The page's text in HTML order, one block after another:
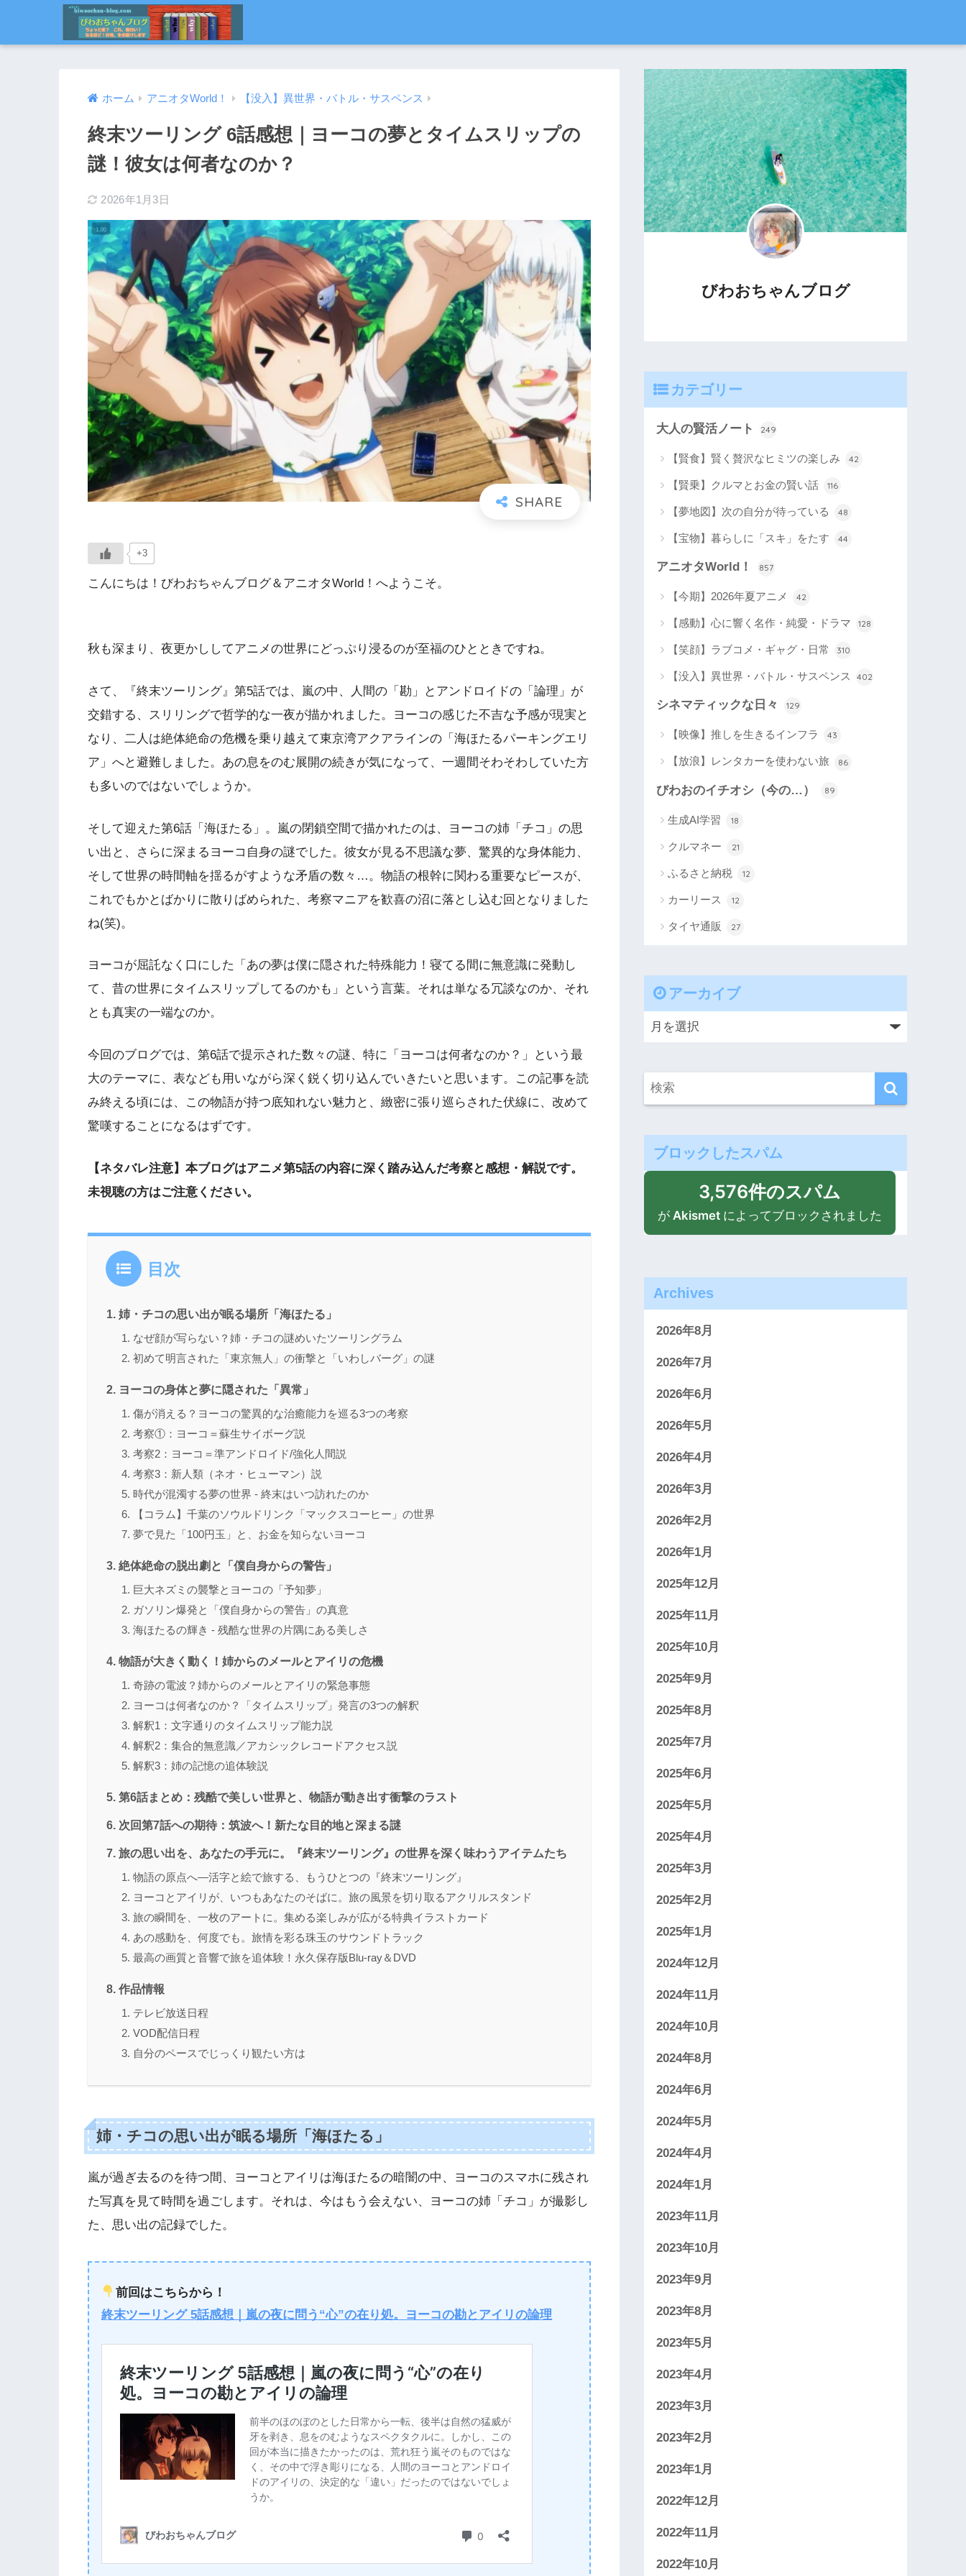
ホーム アニオタWorld！ 【没入】異世界・バトル・サスペンス
終末ツーリング 6話感想｜ヨーコの夢とタイムスリップの
謎！彼女は何者なのか？
2026年1月3日
+3
こんにちは！びわおちゃんブログ＆アニオタWorld！へようこそ。
秋も深まり、夜更かししてアニメの世界にどっぷり浸るのが至福のひとときですね。
さて、『終末ツーリング』第5話では、嵐の中、人間の「勘」とアンドロイドの「論理」が
交錯する、スリリングで哲学的な一夜が描かれました。ヨーコの感じた不吉な予感が現実と
なり、二人は絶体絶命の危機を乗り越えて東京湾アクアラインの「海ほたるパーキングエリ
ア」へと避難しました。あの息をのむ展開の続きが気になって、一週間そわそわしていた方
も多いのではないでしょうか。
そして迎えた第6話「海ほたる」。嵐の閉鎖空間で描かれたのは、ヨーコの姉「チコ」の思
い出と、さらに深まるヨーコ自身の謎でした。彼女が見る不思議な夢、驚異的な身体能力、
そして世界の時間軸を揺るがすような矛盾の数々…。物語の根幹に関わる重要なピースが、
これでもかとばかりに散りばめられた、考察マニアを歓喜の沼に落とし込む回となりました
ね(笑)。
ヨーコが屈託なく口にした「あの夢は僕に隠された特殊能力！寝てる間に無意識に発動し
て、昔の世界にタイムスリップしてるのかも」という言葉。それは単なる冗談なのか、それ
とも真実の一端なのか。
今回のブログでは、第6話で提示された数々の謎、特に「ヨーコは何者なのか？」という最
大のテーマに、表なども用いながら深く鋭く切り込んでいきたいと思います。この記事を読
み終える頃には、この物語が持つ底知れない魅力と、緻密に張り巡らされた伏線に、改めて
驚嘆することになるはずです。
【ネタバレ注意】本ブログはアニメ第5話の内容に深く踏み込んだ考察と感想・解説です。
未視聴の方はご注意ください。
目次
姉・チコの思い出が眠る場所「海ほたる」
なぜ顔が写らない？姉・チコの謎めいたツーリングラム
初めて明言された「東京無人」の衝撃と「いわしバーグ」の謎
ヨーコの身体と夢に隠された「異常」
傷が消える？ヨーコの驚異的な治癒能力を巡る3つの考察
考察①：ヨーコ＝蘇生サイボーグ説
考察2：ヨーコ＝準アンドロイド/強化人間説
考察3：新人類（ネオ・ヒューマン）説
時代が混濁する夢の世界 - 終末はいつ訪れたのか
【コラム】千葉のソウルドリンク「マックスコーヒー」の世界
夢で見た「100円玉」と、お金を知らないヨーコ
絶体絶命の脱出劇と「僕自身からの警告」
巨大ネズミの襲撃とヨーコの「予知夢」
ガソリン爆発と「僕自身からの警告」の真意
海ほたるの輝き - 残酷な世界の片隅にある美しさ
物語が大きく動く！姉からのメールとアイリの危機
奇跡の電波？姉からのメールとアイリの緊急事態
ヨーコは何者なのか？「タイムスリップ」発言の3つの解釈
解釈1：文字通りのタイムスリップ能力説
解釈2：集合的無意識／アカシックレコードアクセス説
解釈3：姉の記憶の追体験説
第6話まとめ：残酷で美しい世界と、物語が動き出す衝撃のラスト
次回第7話への期待：筑波へ！新たな目的地と深まる謎
旅の思い出を、あなたの手元に。『終末ツーリング』の世界を深く味わうアイテムたち
物語の原点へ―活字と絵で旅する、もうひとつの『終末ツーリング』
ヨーコとアイリが、いつもあなたのそばに。旅の風景を切り取るアクリルスタンド
旅の瞬間を、一枚のアートに。集める楽しみが広がる特典イラストカード
あの感動を、何度でも。旅情を彩る珠玉のサウンドトラック
最高の画質と音響で旅を追体験！永久保存版Blu-ray＆DVD
作品情報
テレビ放送日程
VOD配信日程
自分のペースでじっくり観たい方は
姉・チコの思い出が眠る場所「海ほたる」
嵐が過ぎ去るのを待つ間、ヨーコとアイリは海ほたるの暗闇の中、ヨーコのスマホに残され
た写真を見て時間を過ごします。それは、今はもう会えない、ヨーコの姉「チコ」が撮影し
た、思い出の記録でした。
前回はこちらから！
終末ツーリング 5話感想｜嵐の夜に問う“心”の在り処。ヨーコの勘とアイリの論理
びわおちゃんブログ
カテゴリー
大人の賢活ノート 249
【賢食】賢く贅沢なヒミツの楽しみ 42
【賢乗】クルマとお金の賢い話 116
【夢地図】次の自分が待っている 48
【宝物】暮らしに「スキ」をたす 44
アニオタWorld！ 857
【今期】2026年夏アニメ 42
【感動】心に響く名作・純愛・ドラマ 128
【笑顔】ラブコメ・ギャグ・日常 310
【没入】異世界・バトル・サスペンス 402
シネマティックな日々 129
【映像】推しを生きるインフラ 43
【放浪】レンタカーを使わない旅 86
びわおのイチオシ（今の…） 89
生成AI学習 18
クルマネー 21
ふるさと納税 12
カーリース 12
タイヤ通販 27
アーカイブ
ブロックしたスパム
3,576件のスパム
が Akismet によってブロックされました
Archives
2026年8月
2026年7月
2026年6月
2026年5月
2026年4月
2026年3月
2026年2月
2026年1月
2025年12月
2025年11月
2025年10月
2025年9月
2025年8月
2025年7月
2025年6月
2025年5月
2025年4月
2025年3月
2025年2月
2025年1月
2024年12月
2024年11月
2024年10月
2024年8月
2024年6月
2024年5月
2024年4月
2024年1月
2023年11月
2023年10月
2023年9月
2023年8月
2023年5月
2023年4月
2023年3月
2023年2月
2023年1月
2022年12月
2022年11月
2022年10月